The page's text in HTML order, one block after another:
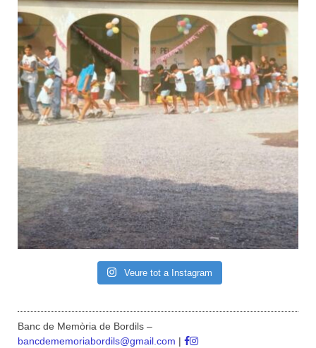
Veure tot a Instagram
Banc de Memòria de Bordils –
bancdememoriabordils@gmail.com |